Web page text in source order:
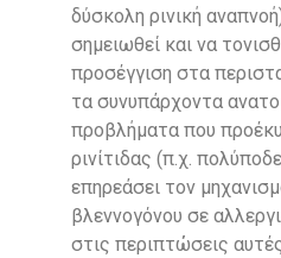
δύσκολη ρινική
σημειωθεί και να
προσέγγιση στα
τα συνυπάρχοντα
προβλήματα που
ρινίτιδας (π.χ.
επηρεάσει τον
βλεννογόνου σε
στις περιπτώσεις